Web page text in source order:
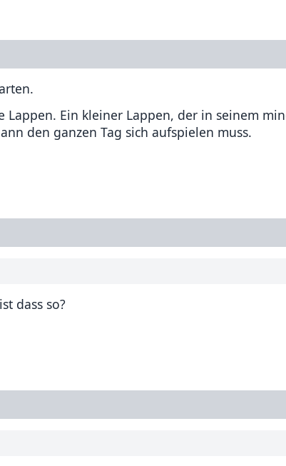
Ein kleiner Lappen, der in seinem
den ganzen Tag sich aufspielen muss.
dass so?